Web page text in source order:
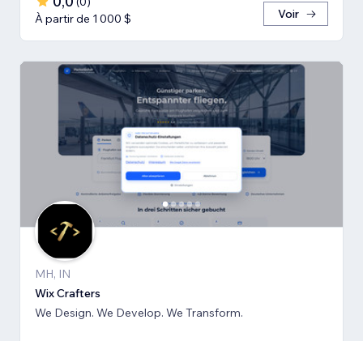
À partir de 1 000 $
Voir
MH, IN
Wix Crafters
We Design. We Develop. We Transform.